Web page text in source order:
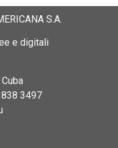
S.A.
e digitali
3497